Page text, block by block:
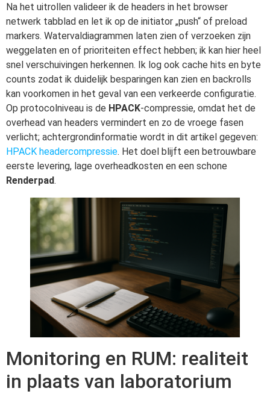
Na het uitrollen valideer ik de headers in het browser
netwerk tabblad en let ik op de initiator „push“ of preload
markers. Watervaldiagrammen laten zien of verzoeken zijn
weggelaten en of prioriteiten effect hebben; ik kan hier heel
snel verschuivingen herkennen. Ik log ook cache hits en byte
counts zodat ik duidelijk besparingen kan zien en backrolls
kan voorkomen in het geval van een verkeerde configuratie.
Op protocolniveau is de HPACK-compressie, omdat het de
overhead van headers vermindert en zo de vroege fasen
verlicht; achtergrondinformatie wordt in dit artikel gegeven:
HPACK headercompressie. Het doel blijft een betrouwbare
eerste levering, lage overheadkosten en een schone
Renderpad.
Monitoring en RUM: realiteit
in plaats van laboratorium